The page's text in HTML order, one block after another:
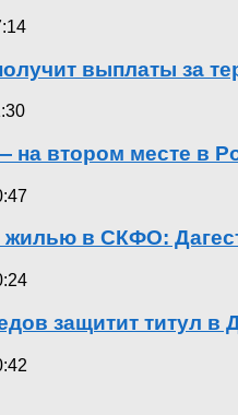
выплаты за
на втором месте в
в СКФО:
защитит титул в